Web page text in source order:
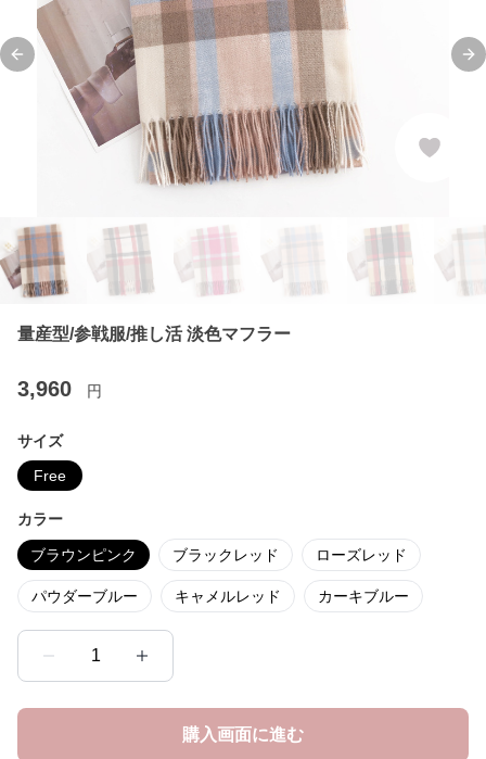
Previous slide
量産型/参戦服/推し活 淡色マフラー
3,960 円
サイズ
Free
カラー
ブラウンピンク ブラックレッド ローズレッド
パウダーブルー キャメルレッド カーキブルー
1
購入画面に進む